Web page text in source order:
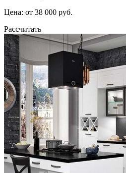
Цена: от 38 000 руб.
Рассчитать